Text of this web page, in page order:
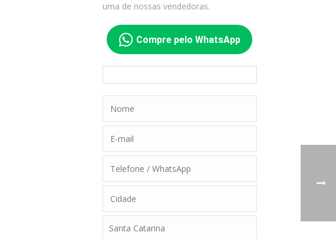
uma de nossas vendedoras.
Compre pelo WhatsApp